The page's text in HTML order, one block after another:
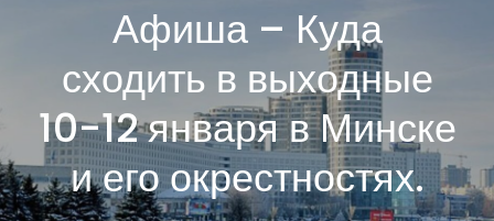
Афиша – Куда
сходить в выходные
10-12 января в Минске
и его окрестностях.